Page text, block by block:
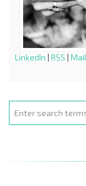
LinkedIn | RSS | Mail